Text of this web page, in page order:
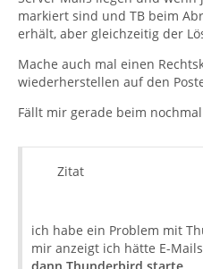
markiert sind und TB beim
erhält, aber gleichzeitig der
Mache auch mal einen
wiederherstellen auf den
Fällt mir gerade beim
Zitat
ich habe ein Problem mit
mir anzeigt ich hätte E-